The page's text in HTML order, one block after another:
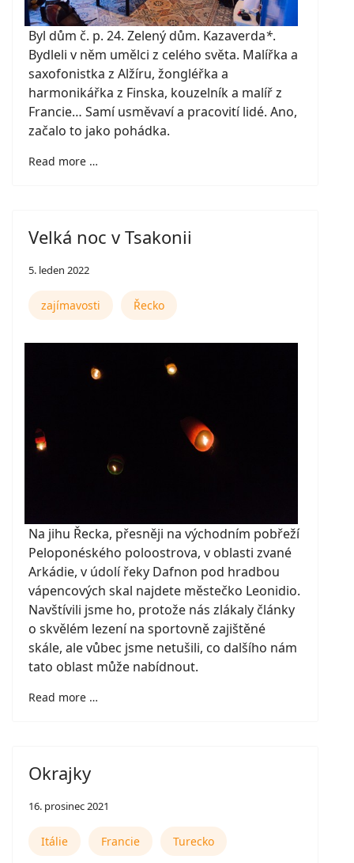
Byl dům č. p. 24. Zelený dům. Kazaverda*.
Bydleli v něm umělci z celého světa. Malířka a
saxofonistka z Alžíru, žongléřka a
harmonikářka z Finska, kouzelník a malíř z
Francie… Samí usměvaví a pracovití lidé. Ano,
začalo to jako pohádka.
Read more …
Velká noc v Tsakonii
5. leden 2022
zajímavosti Řecko
Na jihu Řecka, přesněji na východním pobřeží
Peloponéského poloostrova, v oblasti zvané
Arkádie, v údolí řeky Dafnon pod hradbou
vápencových skal najdete městečko Leonidio.
Navštívili jsme ho, protože nás zlákaly články
o skvělém lezení na sportovně zajištěné
skále, ale vůbec jsme netušili, co dalšího nám
tato oblast může nabídnout.
Read more …
Okrajky
16. prosinec 2021
Itálie Francie Turecko